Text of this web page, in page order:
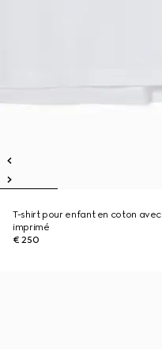
T-shirt pour enfant en coton avec
imprimé
€ 250